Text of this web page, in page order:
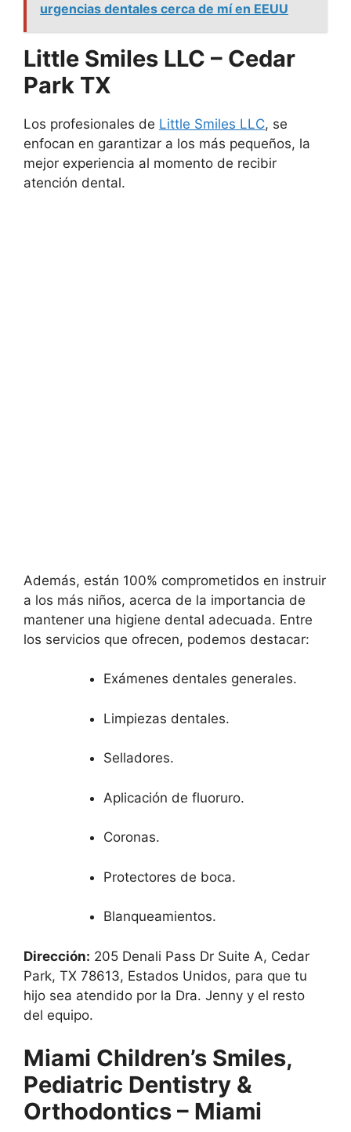
urgencias dentales cerca de mí en EEUU
Little Smiles LLC – Cedar
Park TX
Los profesionales de Little Smiles LLC, se
enfocan en garantizar a los más pequeños, la
mejor experiencia al momento de recibir
atención dental.
Además, están 100% comprometidos en instruir
a los más niños, acerca de la importancia de
mantener una higiene dental adecuada. Entre
los servicios que ofrecen, podemos destacar:
Exámenes dentales generales.
Limpiezas dentales.
Selladores.
Aplicación de fluoruro.
Coronas.
Protectores de boca.
Blanqueamientos.
Dirección: 205 Denali Pass Dr Suite A, Cedar
Park, TX 78613, Estados Unidos, para que tu
hijo sea atendido por la Dra. Jenny y el resto
del equipo.
Miami Children’s Smiles,
Pediatric Dentistry &
Orthodontics – Miami